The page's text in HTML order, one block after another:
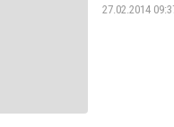
27.02.2014